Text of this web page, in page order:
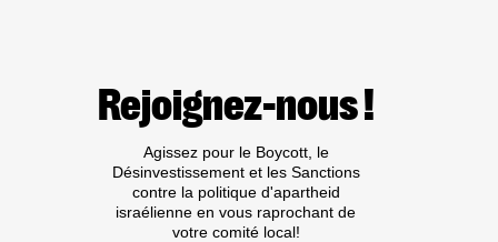
Rejoignez-nous !
Agissez pour le Boycott, le
Désinvestissement et les Sanctions
contre la politique d'apartheid
israélienne en vous raprochant de
votre comité local!